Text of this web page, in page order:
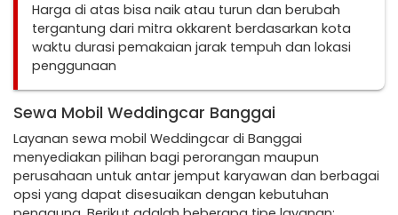
Harga di atas bisa naik atau turun dan berubah
tergantung dari mitra okkarent berdasarkan kota
waktu durasi pemakaian jarak tempuh dan lokasi
penggunaan
Sewa Mobil Weddingcar Banggai
Layanan sewa mobil Weddingcar di Banggai
menyediakan pilihan bagi perorangan maupun
perusahaan untuk antar jemput karyawan dan berbagai
opsi yang dapat disesuaikan dengan kebutuhan